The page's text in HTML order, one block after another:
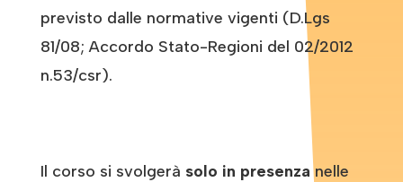
previsto dalle normative vigenti (D.Lgs
81/08; Accordo Stato-Regioni del 02/2012
n.53/csr).
Il corso si svolgerà solo in presenzanelle